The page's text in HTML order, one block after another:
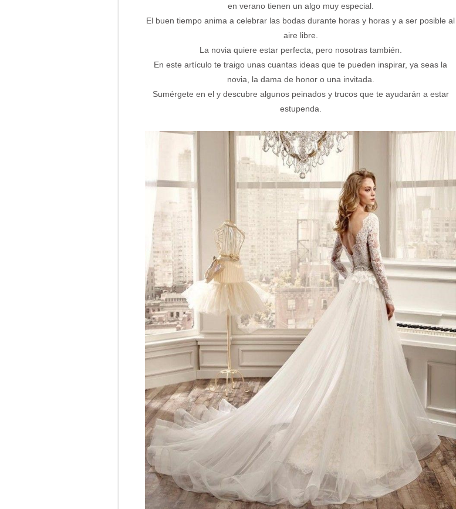
en verano tienen un algo muy especial.
El buen tiempo anima a celebrar las bodas durante horas y horas y a ser posible al
aire libre.
La novia quiere estar perfecta, pero nosotras también.
En este artículo te traigo unas cuantas ideas que te pueden inspirar, ya seas la
novia, la dama de honor o una invitada.
Sumérgete en el y descubre algunos peinados y trucos que te ayudarán a estar
estupenda.